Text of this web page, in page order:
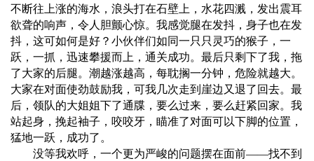
不断往上涨的海水，浪头打在石壁上，水花四溅，发出震耳
欲聋的响声，令人胆颤心惊。我感觉腿在发抖，身子也在发
抖，这可如何是好？小伙伴们如同一只只灵巧的猴子，一
跃，一抓，迅速攀援而上，通关成功。最后只剩下了我，拖
了大家的后腿。潮越涨越高，每耽搁一分钟，危险就越大。
大家在对面使劲鼓励我，可我几次走到崖边又退了回去。最
后，领队的大姐姐下了通牒，要么过来，要么赶紧回家。我
站起身，挽起袖子，咬咬牙，瞄准了对面可以下脚的位置，
猛地一跃，成功了。
没等我欢呼，一个更为严峻的问题摆在面前——找不到